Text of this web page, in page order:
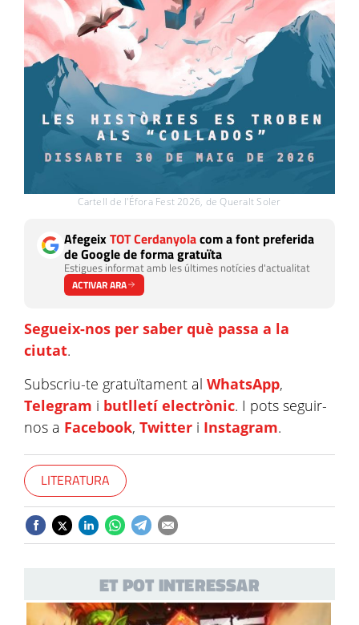
Cartell de l'Éfora Fest 2026, de Queralt Soler
AfegeixTOT Cerdanyolacom a font preferida
de Google de forma gratuïta
Estigues informat amb les últimes notícies d'actualitat
ACTIVAR ARA
Segueix-nos per saber què passa a la
ciutat.
Subscriu-te gratuïtament al WhatsApp,
Telegram i butlletí electrònic. I pots seguir-
nos a Facebook, Twitter i Instagram.
LITERATURA
ET POT INTERESSAR